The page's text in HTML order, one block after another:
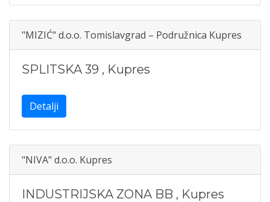
"MIZIĆ" d.o.o. Tomislavgrad – Podružnica Kupres
SPLITSKA 39 , Kupres
Detalji
"NIVA" d.o.o. Kupres
INDUSTRIJSKA ZONA BB , Kupres